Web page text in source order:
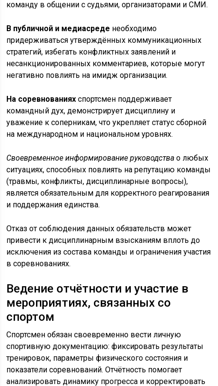
команду в общении с судьями, организаторами и СМИ.
В публичной и медиасреде необходимо
придерживаться утверждённых коммуникационных
стратегий, избегать конфликтных заявлений и
несанкционированных комментариев, которые могут
негативно повлиять на имидж организации.
На соревнованиях спортсмен поддерживает
командный дух, демонстрирует дисциплину и
уважение к соперникам, что укрепляет статус сборной
на международном и национальном уровнях.
Своевременное информирование руководства о любых
ситуациях, способных повлиять на репутацию команды
(травмы, конфликты, дисциплинарные вопросы),
является обязательным для корректного реагирования
и поддержания единства.
Отказ от соблюдения данных обязательств может
привести к дисциплинарным взысканиям вплоть до
исключения из состава команды и ограничения участия
в соревнованиях.
Ведение отчётности и участие в
мероприятиях, связанных со
спортом
Спортсмен обязан своевременно вести личную
спортивную документацию: фиксировать результаты
тренировок, параметры физического состояния и
показатели соревнований. Отчётность помогает
анализировать динамику прогресса и корректировать